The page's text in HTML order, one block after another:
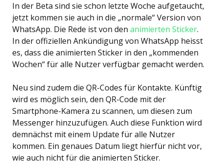
In der Beta sind sie schon letzte Woche aufgetaucht,
jetzt kommen sie auch in die „normale“ Version von
WhatsApp. Die Rede ist von den animierten Sticker.
In der offiziellen Ankündigung von WhatsApp heisst
es, dass die animierten Sticker in den „kommenden
Wochen“ für alle Nutzer verfügbar gemacht werden.
Neu sind zudem die QR-Codes für Kontakte. Künftig
wird es möglich sein, den QR-Code mit der
Smartphone-Kamera zu scannen, um diesen zum
Messenger hinzuzufügen. Auch diese Funktion wird
demnächst mit einem Update für alle Nutzer
kommen. Ein genaues Datum liegt hierfür nicht vor,
wie auch nicht für die animierten Sticker.